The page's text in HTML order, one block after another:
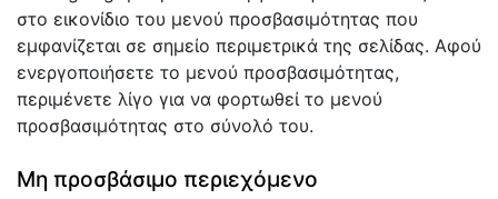
στο εικονίδιο του μενού προσβασιμότητας που
εμφανίζεται σε σημείο περιμετρικά της σελίδας. Αφού
ενεργοποιήσετε το μενού προσβασιμότητας,
περιμένετε λίγο για να φορτωθεί το μενού
προσβασιμότητας στο σύνολό του.
Μη προσβάσιμο περιεχόμενο